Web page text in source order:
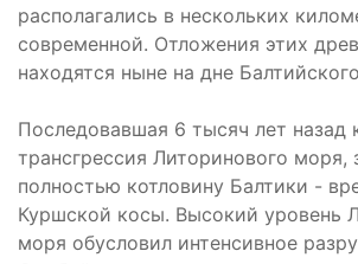
располагались в нескольких
современной. Отложения этих
находятся ныне на дне
Последовавшая 6 тысяч лет назад
трансгрессия Литоринового моря,
полностью котловину Балтики -
Куршской косы. Высокий уровень
моря обусловил интенсивное